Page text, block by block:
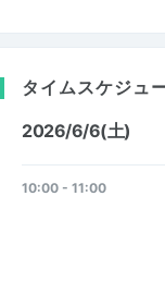
タイムスケジュ
2026/6/6(土)
10:00 - 11:00